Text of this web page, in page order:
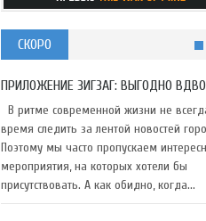
СКОРО
ПРИЛОЖЕНИЕ ЗИГЗАГ: ВЫГОДНО
В ритме современной жизни не
время следить за лентой новостей
Поэтому мы часто пропускаем
мероприятия, на которых хотели бы
присутствовать. А как обидно, когда...